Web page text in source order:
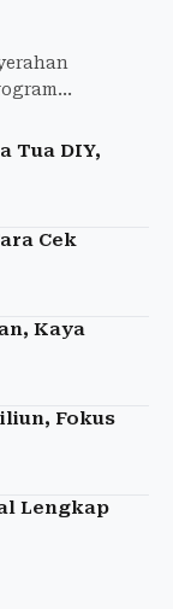
Tua DIY,
Cek
Kaya
Fokus
Lengkap